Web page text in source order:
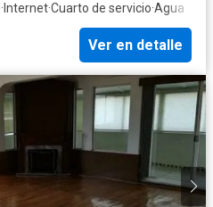
· Internet·Cuarto de servicio·Agua
Ver en detalle